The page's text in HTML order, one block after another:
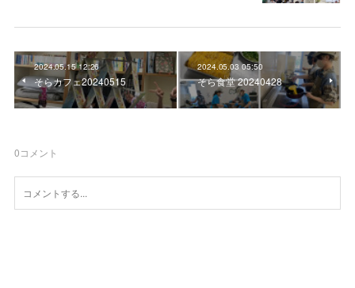
2024.05.15 12:26
そらカフェ20240515
2024.05.03 05:50
そら食堂 20240428
0コメント